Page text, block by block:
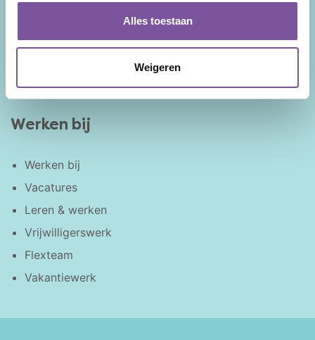
Alles toestaan
Weigeren
Dementie
Werken bij
Werken bij
Vacatures
Leren & werken
Vrijwilligerswerk
Flexteam
Vakantiewerk